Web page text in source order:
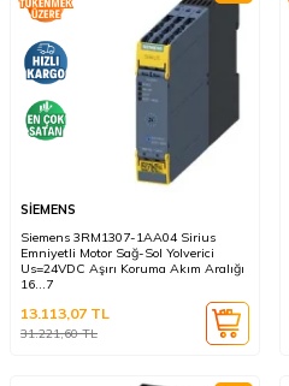
SİEMENS
Siemens 3RM1307-1AA04 Sirius
Emniyetli Motor Sağ-Sol Yolverici
Us=24VDC Aşırı Koruma Akım Aralığı
16...7
31.221,60TL
13.113,07 TL